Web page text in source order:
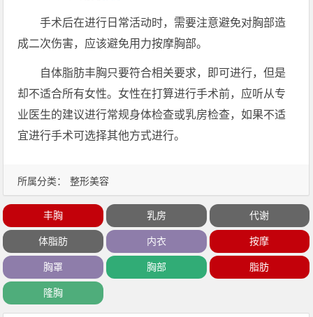
所属分类： 整形美容
手术后在进行日常活动时，需要注意避免对胸部造
成二次伤害，应该避免用力按摩胸部。
自体脂肪丰胸只要符合相关要求，即可进行，但是
却不适合所有女性。女性在打算进行手术前，应听从专
业医生的建议进行常规身体检查或乳房检查，如果不适
宜进行手术可选择其他方式进行。
丰胸 乳房 代谢
体脂肪 内衣 按摩
胸罩 胸部 脂肪
隆胸